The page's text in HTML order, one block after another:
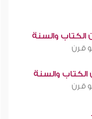
الكتاب والسنة
قرن
الكتاب والسنة
قرن